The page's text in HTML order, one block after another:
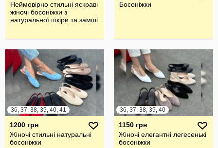
Неймовірно стильні яскраві
жіночі босоніжки з
натуральної шкіри та замші
Босоніжки
36, 37, 38, 39, 40, 41
1200 грн
Жіночі стильні натуральні
босоніжки
36, 37, 38, 39, 40
1150 грн
Жіночі елегантні легесенькі
босоніжки